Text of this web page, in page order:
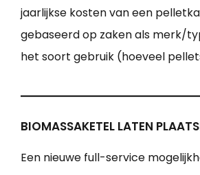
jaarlijkse kosten van een
gebaseerd op zaken als merk/
het soort gebruik (hoeveel
BIOMASSAKETEL LATEN
Een nieuwe full-service